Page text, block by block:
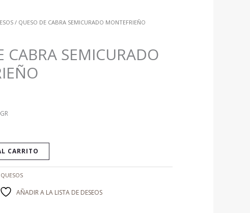
/ QUESO DE CABRA SEMICURADO MONTEFRIEÑO
CABRA SEMICURADO
CARRITO
AÑADIR A LA LISTA DE DESEOS